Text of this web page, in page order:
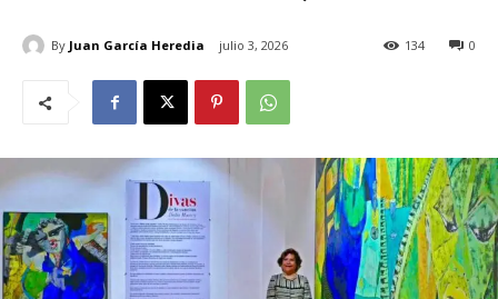
By Juan García Heredia julio 3, 2026 0
134